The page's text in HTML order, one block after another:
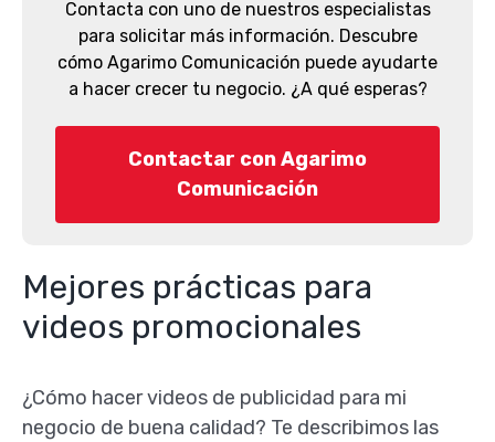
Contacta con uno de nuestros especialistas
para solicitar más información. Descubre
cómo Agarimo Comunicación puede ayudarte
a hacer crecer tu negocio. ¿A qué esperas?
Contactar con Agarimo
Comunicación
Mejores prácticas para
videos promocionales
¿Cómo hacer videos de publicidad para mi
negocio de buena calidad? Te describimos las